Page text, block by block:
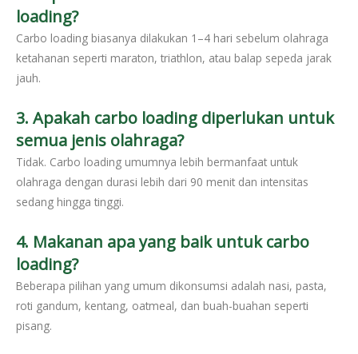
loading?
Carbo loading biasanya dilakukan 1–4 hari sebelum olahraga
ketahanan seperti maraton, triathlon, atau balap sepeda jarak
jauh.
3. Apakah carbo loading diperlukan untuk
semua jenis olahraga?
Tidak. Carbo loading umumnya lebih bermanfaat untuk
olahraga dengan durasi lebih dari 90 menit dan intensitas
sedang hingga tinggi.
4. Makanan apa yang baik untuk carbo
loading?
Beberapa pilihan yang umum dikonsumsi adalah nasi, pasta,
roti gandum, kentang, oatmeal, dan buah-buahan seperti
pisang.